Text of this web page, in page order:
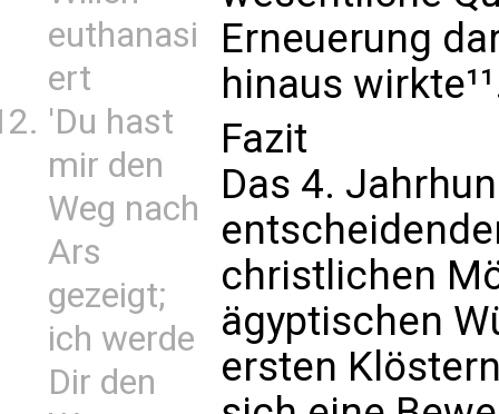
euthanasi
ert
'Du hast
mir den
Weg nach
Ars
gezeigt;
ich werde
Dir den
Erneuerung
hinaus
Fazit
Das 4.
christlichen
ägyptischen
ersten